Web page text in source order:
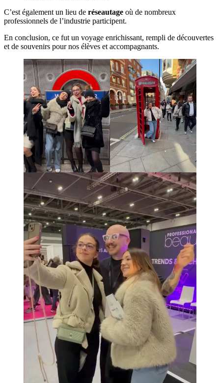
C’est également un lieu de réseautage où de nombreux
professionnels de l’industrie participent.
En conclusion, ce fut un voyage enrichissant, rempli de découvertes
et de souvenirs pour nos élèves et accompagnants.